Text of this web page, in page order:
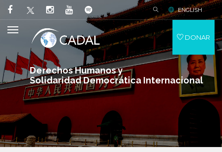
Derechos Humanos y
Solidaridad Democrática Internacional
ENGLISH
DONAR